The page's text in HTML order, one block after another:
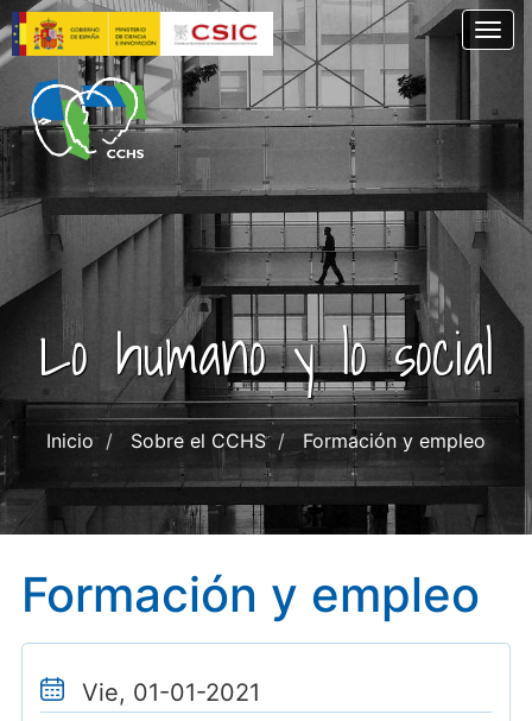
Pasar
al
contenido
principal
Lo humano y lo social
Inicio Sobre el CCHS Formación y empleo
Formación y empleo
Vie, 01-01-2021